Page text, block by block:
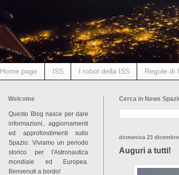
Home page ISS I robot della ISS Regole di
Cerca in News
domenica 23
Auguri a tutti!
Welcome
Questo Blog nasce per dare
informazioni, aggiornamenti
ed approfondimenti sullo
Spazio. Viviamo un periodo
storico per l'Astronautica
mondiale ed Europea.
Benvenuti a bordo!